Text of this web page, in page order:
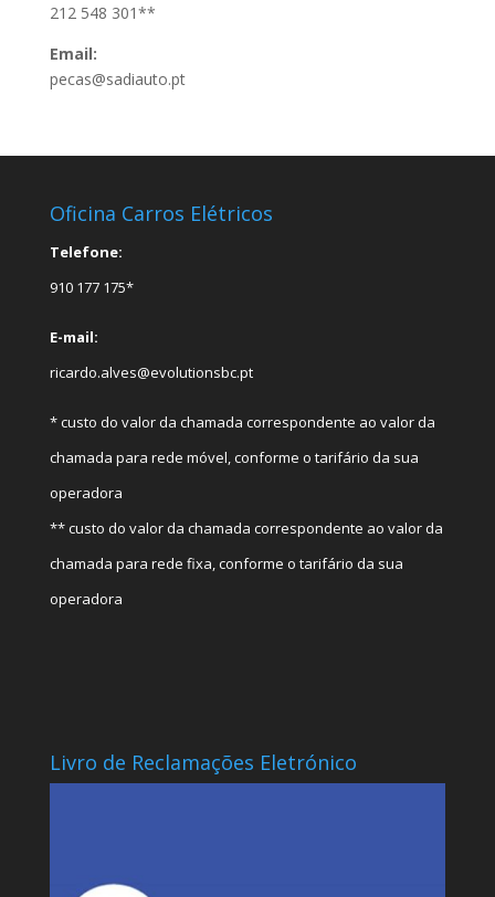
212 548 301**
Email:
pecas@sadiauto.pt
Oficina Carros Elétricos
Telefone:
910 177 175*
E-mail:
ricardo.alves@evolutionsbc.pt
* custo do valor da chamada correspondente ao valor da
chamada para rede móvel, conforme o tarifário da sua
operadora
** custo do valor da chamada correspondente ao valor da
chamada para rede fixa, conforme o tarifário da sua
operadora
Livro de Reclamações Eletrónico